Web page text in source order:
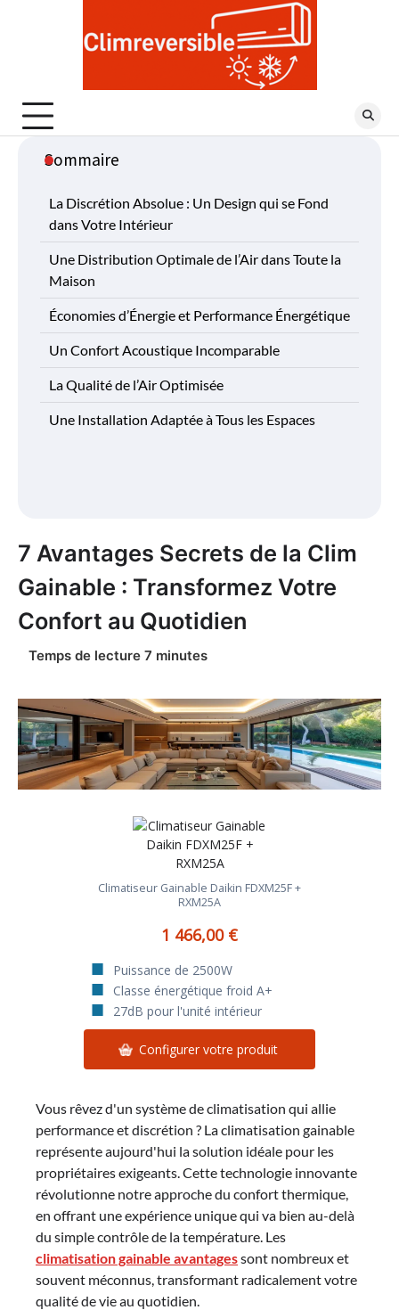
7 Avantages Secrets de la Clim
Gainable : Transformez Votre
Confort au Quotidien
Climatiseur Gainable Daikin FDXM25F +
RXM25A
1 466,00 €
Puissance de 2500W
Classe énergétique froid A+
27dB pour l'unité intérieur
Configurer votre produit
Vous rêvez d'un système de climatisation qui allie
performance et discrétion ? La climatisation gainable
représente aujourd'hui la solution idéale pour les
propriétaires exigeants. Cette technologie innovante
révolutionne notre approche du confort thermique,
en offrant une expérience unique qui va bien au-delà
du simple contrôle de la température. Les
climatisation gainable avantagessont nombreux et
souvent méconnus, transformant radicalement votre
qualité de vie au quotidien.
Sommaire
La Discrétion Absolue : Un Design qui se Fond
dans Votre Intérieur
Une Distribution Optimale de l’Air dans Toute la
Maison
Économies d’Énergie et Performance Énergétique
Un Confort Acoustique Incomparable
La Qualité de l’Air Optimisée
Une Installation Adaptée à Tous les Espaces